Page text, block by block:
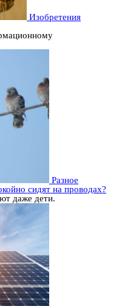
Изобретения
Разное
сидят на проводах?
даже дети.